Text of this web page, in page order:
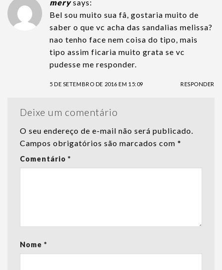
mery says:
Bel sou muito sua fâ, gostaria muito de
saber o que vc acha das sandalias melissa?
nao tenho face nem coisa do tipo, mais
tipo assim ficaria muito grata se vc
pudesse me responder.
5 DE SETEMBRO DE 2016 EM 15:09 RESPONDER
Deixe um comentário
O seu endereço de e-mail não será publicado.
Campos obrigatórios são marcados com *
Comentário *
Nome *